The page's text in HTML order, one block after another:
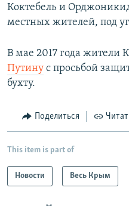
Коктебель и
местных жителей, под
В мае 2017 года жители
Путину с просьбой
бухту.
Поделиться
This item is part of
Новости Весь Крым